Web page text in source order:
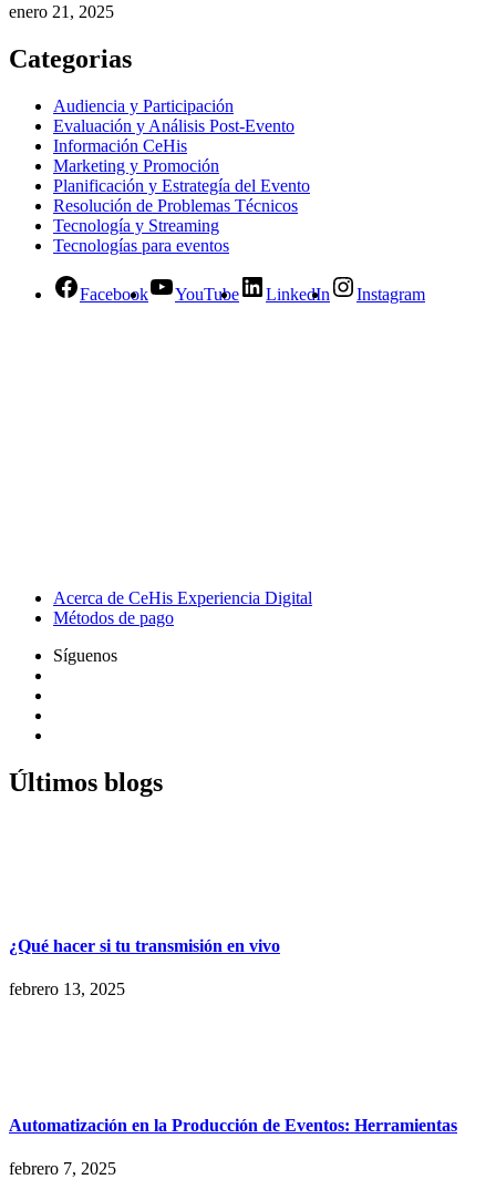
enero 21, 2025
Categorias
Audiencia y Participación
Evaluación y Análisis Post-Evento
Información CeHis
Marketing y Promoción
Planificación y Estrategía del Evento
Resolución de Problemas Técnicos
Tecnología y Streaming
Tecnologías para eventos
Facebook YouTube LinkedIn Instagram
Acerca de CeHis Experiencia Digital
Métodos de pago
Síguenos
Últimos blogs
¿Qué hacer si tu transmisión en vivo
febrero 13, 2025
Automatización en la Producción de Eventos: Herramientas
febrero 7, 2025